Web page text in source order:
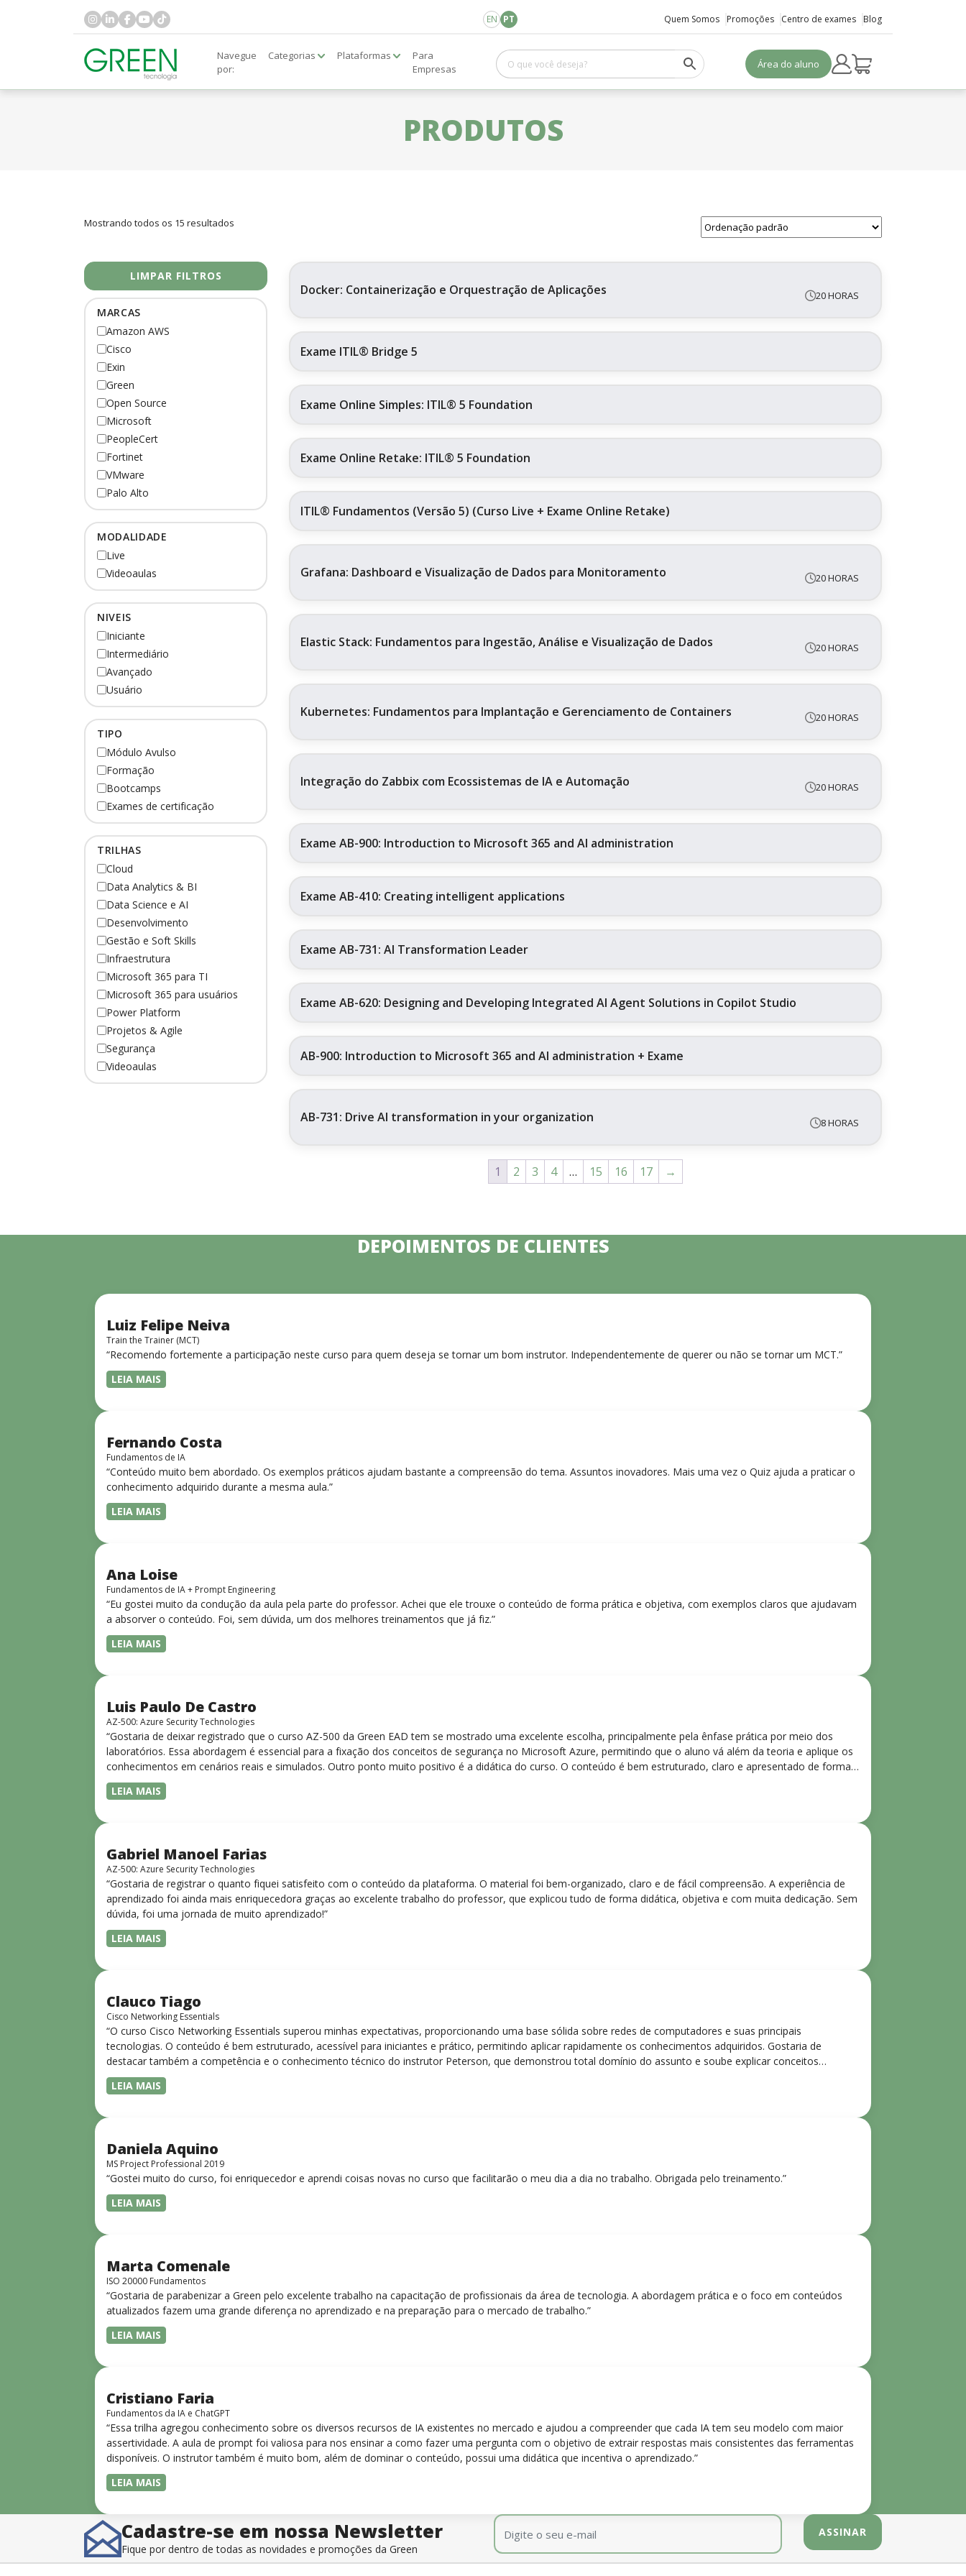
EN PT
Área do aluno
Quem Somos Promoções Centro de exames Blog
Navegue
por:
Categorias Plataformas
Para
Empresas
PRODUTOS
Mostrando todos os 15 resultados
LIMPAR FILTROS
MARCAS
Amazon AWS
Cisco
Exin
Green
Open Source
Microsoft
PeopleCert
Fortinet
VMware
Palo Alto
MODALIDADE
Live
Videoaulas
NIVEIS
Iniciante
Intermediário
Avançado
Usuário
TIPO
Módulo Avulso
Formação
Bootcamps
Exames de certificação
TRILHAS
Cloud
Data Analytics & BI
Data Science e AI
Desenvolvimento
Gestão e Soft Skills
Infraestrutura
Microsoft 365 para TI
Microsoft 365 para usuários
Power Platform
Projetos & Agile
Segurança
Videoaulas
Docker: Containerização e Orquestração de Aplicações 20 HORAS
Exame ITIL® Bridge 5
Exame Online Simples: ITIL® 5 Foundation
Exame Online Retake: ITIL® 5 Foundation
ITIL® Fundamentos (Versão 5) (Curso Live + Exame Online Retake)
Grafana: Dashboard e Visualização de Dados para Monitoramento 20 HORAS
Elastic Stack: Fundamentos para Ingestão, Análise e Visualização de Dados 20 HORAS
Kubernetes: Fundamentos para Implantação e Gerenciamento de Containers 20 HORAS
Integração do Zabbix com Ecossistemas de IA e Automação 20 HORAS
Exame AB-900: Introduction to Microsoft 365 and AI administration
Exame AB-410: Creating intelligent applications
Exame AB-731: AI Transformation Leader
Exame AB-620: Designing and Developing Integrated AI Agent Solutions in Copilot Studio
AB-900: Introduction to Microsoft 365 and AI administration + Exame
AB-731: Drive AI transformation in your organization 8 HORAS
1 2 3 4 … 15 16 17 →
DEPOIMENTOS DE CLIENTES
Luiz Felipe Neiva
Train the Trainer (MCT)
“Recomendo fortemente a participação neste curso para quem deseja se tornar um bom instrutor. Independentemente de querer ou não se tornar um MCT.”
LEIA MAIS
Fernando Costa
Fundamentos de IA
“Conteúdo muito bem abordado. Os exemplos práticos ajudam bastante a compreensão do tema. Assuntos inovadores. Mais uma vez o Quiz ajuda a praticar o
conhecimento adquirido durante a mesma aula.”
LEIA MAIS
Ana Loise
Fundamentos de IA + Prompt Engineering
“Eu gostei muito da condução da aula pela parte do professor. Achei que ele trouxe o conteúdo de forma prática e objetiva, com exemplos claros que ajudavam
a absorver o conteúdo. Foi, sem dúvida, um dos melhores treinamentos que já fiz.”
LEIA MAIS
Luis Paulo De Castro
AZ-500: Azure Security Technologies
“Gostaria de deixar registrado que o curso AZ-500 da Green EAD tem se mostrado uma excelente escolha, principalmente pela ênfase prática por meio dos
laboratórios. Essa abordagem é essencial para a fixação dos conceitos de segurança no Microsoft Azure, permitindo que o aluno vá além da teoria e aplique os
conhecimentos em cenários reais e simulados. Outro ponto muito positivo é a didática do curso. O conteúdo é bem estruturado, claro e apresentado de forma
progressiva, o que facilita o entendimento mesmo para quem não tem uma bagagem técnica muito avançada.”
LEIA MAIS
Gabriel Manoel Farias
AZ-500: Azure Security Technologies
“Gostaria de registrar o quanto fiquei satisfeito com o conteúdo da plataforma. O material foi bem-organizado, claro e de fácil compreensão. A experiência de
aprendizado foi ainda mais enriquecedora graças ao excelente trabalho do professor, que explicou tudo de forma didática, objetiva e com muita dedicação. Sem
dúvida, foi uma jornada de muito aprendizado!”
LEIA MAIS
Clauco Tiago
Cisco Networking Essentials
“O curso Cisco Networking Essentials superou minhas expectativas, proporcionando uma base sólida sobre redes de computadores e suas principais
tecnologias. O conteúdo é bem estruturado, acessível para iniciantes e prático, permitindo aplicar rapidamente os conhecimentos adquiridos. Gostaria de
destacar também a competência e o conhecimento técnico do instrutor Peterson, que demonstrou total domínio do assunto e soube explicar conceitos
complexos de forma clara e objetiva. Sua didática facilitou o aprendizado e tornou as aulas dinâmicas e envolventes. Recomendo o curso para todos que
desejam iniciar ou aprofundar seus conhecimentos em redes!”
LEIA MAIS
Daniela Aquino
MS Project Professional 2019
“Gostei muito do curso, foi enriquecedor e aprendi coisas novas no curso que facilitarão o meu dia a dia no trabalho. Obrigada pelo treinamento.”
LEIA MAIS
Marta Comenale
ISO 20000 Fundamentos
“Gostaria de parabenizar a Green pelo excelente trabalho na capacitação de profissionais da área de tecnologia. A abordagem prática e o foco em conteúdos
atualizados fazem uma grande diferença no aprendizado e na preparação para o mercado de trabalho.”
LEIA MAIS
Cristiano Faria
Fundamentos da IA e ChatGPT
“Essa trilha agregou conhecimento sobre os diversos recursos de IA existentes no mercado e ajudou a compreender que cada IA tem seu modelo com maior
assertividade. A aula de prompt foi valiosa para nos ensinar a como fazer uma pergunta com o objetivo de extrair respostas mais consistentes das ferramentas
disponíveis. O instrutor também é muito bom, além de dominar o conteúdo, possui uma didática que incentiva o aprendizado.”
LEIA MAIS
Cadastre-se em nossa Newsletter
Fique por dentro de todas as novidades e promoções da Green
E-mail